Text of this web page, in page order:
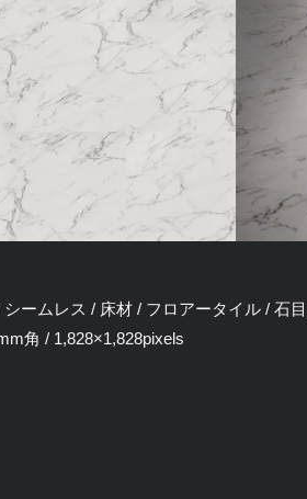
ームレス / 床材 / フロアータイル / 石
角 / 1,828×1,828pixels